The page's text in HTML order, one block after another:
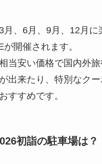
月、6月、9月、12月に
開催されます。
当安い価格で国内外
出来たり、特別なクー
すすめです。
初詣の駐車場は？